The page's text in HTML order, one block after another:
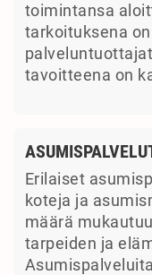
toimintansa
tarkoituksena
tavoitteena on
Erilaiset
koteja ja
määrä
tarpeiden ja